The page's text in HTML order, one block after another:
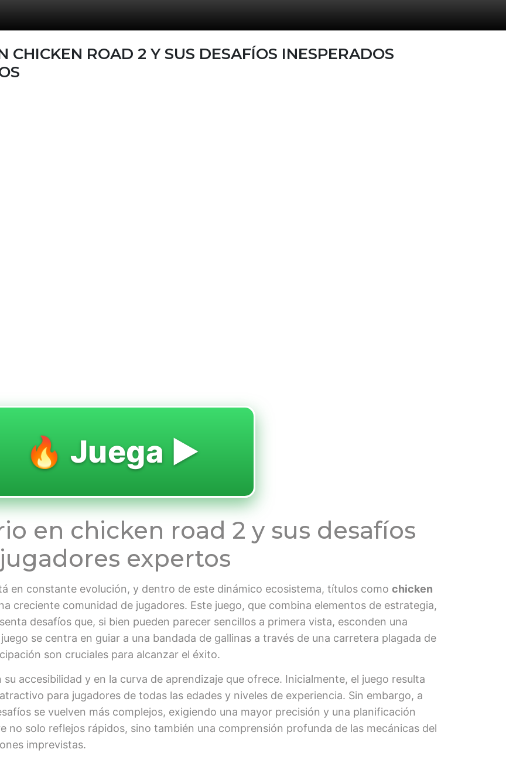
CHICKEN ROAD 2 Y SUS DESAFÍOS INESPERADOS
🔥 Juega ▶️
en chicken road 2 y sus desafíos
expertos
en constante evolución, y dentro de este dinámico ecosistema, títulos como chicken
creciente comunidad de jugadores. Este juego, que combina elementos de estrategia,
desafíos que, si bien pueden parecer sencillos a primera vista, esconden una
se centra en guiar a una bandada de gallinas a través de una carretera plagada de
son cruciales para alcanzar el éxito.
su accesibilidad y en la curva de aprendizaje que ofrece. Inicialmente, el juego resulta
para jugadores de todas las edades y niveles de experiencia. Sin embargo, a
se vuelven más complejos, exigiendo una mayor precisión y una planificación
no solo reflejos rápidos, sino también una comprensión profunda de las mecánicas del
imprevistas.